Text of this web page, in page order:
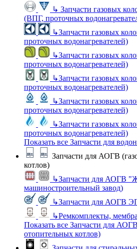
↳ Запчасти газовых
(ВПГ, проточных
↳Запчасти газовых
проточных водонагревателей)
↳Запчасти газовых
проточных водонагревателей)
↳Запчасти газовых
проточных водонагревателей)
↳Запчасти газовых
проточных водонагревателей)
↳Запчасти газовых
проточных водонагревателей)
Показать все Запчасти для
Запчасти для АОГВ
котлов)
↳Запчасти для АОГВ
машиностроительный завод)
↳Запчасти для АОГВ
↳Ремкомплекты,
Показать все Запчасти для
отопительных котлов)